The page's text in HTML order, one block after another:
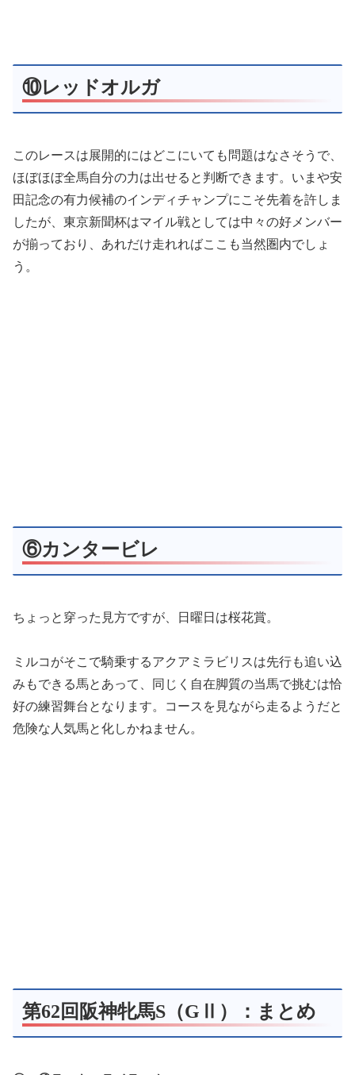
⑩レッドオルガ
このレースは展開的にはどこにいても問題はなさそうで、
ほぼほぼ全馬自分の力は出せると判断できます。いまや安
田記念の有力候補のインディチャンプにこそ先着を許しま
したが、東京新聞杯はマイル戦としては中々の好メンバー
が揃っており、あれだけ走れればここも当然圏内でしょ
う。
⑥カンタービレ
ちょっと穿った見方ですが、日曜日は桜花賞。
ミルコがそこで騎乗するアクアミラビリスは先行も追い込
みもできる馬とあって、同じく自在脚質の当馬で挑むは恰
好の練習舞台となります。コースを見ながら走るようだと
危険な人気馬と化しかねません。
第62回阪神牝馬S（GⅡ）：まとめ